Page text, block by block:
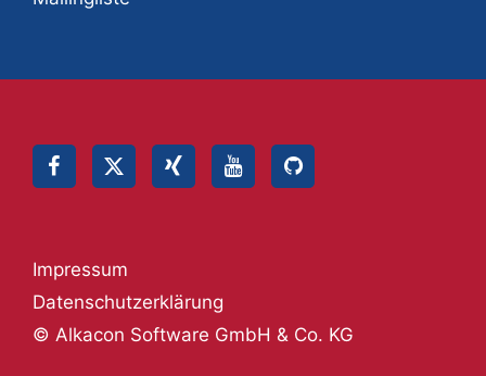
© Alkacon Software GmbH & Co. KG
Datenschutzerklärung
Impressum